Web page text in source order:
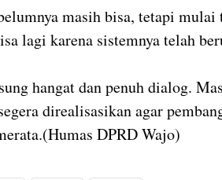
masih bisa, tetapi mulai
lagi karena sistemnya telah
hangat dan penuh dialog.
direalisasikan agar
DPRD Wajo)